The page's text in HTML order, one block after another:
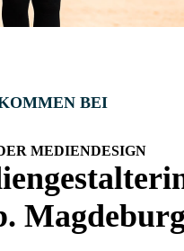
BEI
MEDIENDESIGN